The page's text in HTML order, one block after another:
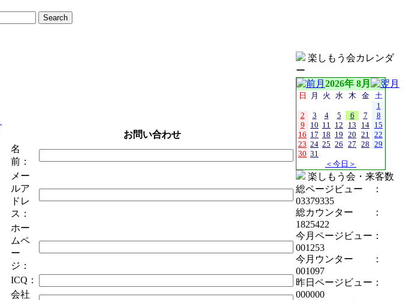
お問い合わせ
名
前：
メー
ルア
ドレ
ス：
ホー
ムペ
ー
ジ：
ICQ：
会社
楽しもう会カレンダ
ー
2026年 8月
日 月 火 水 木 金
土
1
2
3 4 5 6 7
8
9
10 11 12 13 14 15
16 17 18 19 20 21 22
23 24 25 26 27 28 29
30 31
＜今日＞
楽しもう会・来客数
総ページビュー ：
03379335
総カウンター ：
1825422
今月ページビュー：
001253
今月ウンター ：
001097
昨日ページビュー：
000000